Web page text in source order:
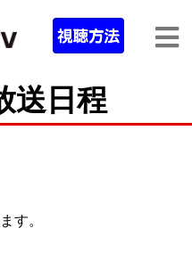
送日程
す。